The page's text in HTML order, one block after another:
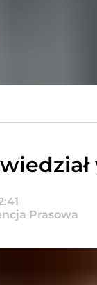
Prasowa